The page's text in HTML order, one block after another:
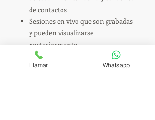
de contactos
Sesiones en vivo que son grabadas
y pueden visualizarse
posteriormente
Habilidades Directivas, Gestión del
Cambio y Comunicación
Llamar Whatsapp